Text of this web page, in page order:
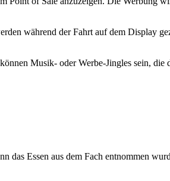
während der Fahrt auf dem Display
Musik- oder Werbe-Jingles sein, die
das Essen aus dem Fach entnommen